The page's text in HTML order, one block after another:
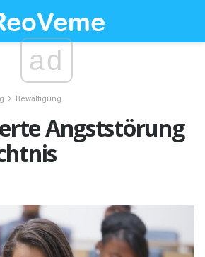
ad
Bewältigung
Angststörung